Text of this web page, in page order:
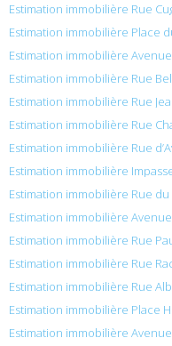
Estimation immobilière Rue
Estimation immobilière Place
Estimation immobilière
Estimation immobilière Rue
Estimation immobilière Rue
Estimation immobilière Rue
Estimation immobilière Rue
Estimation immobilière
Estimation immobilière Rue
Estimation immobilière
Estimation immobilière Rue
Estimation immobilière Rue
Estimation immobilière Rue
Estimation immobilière Place
Estimation immobilière